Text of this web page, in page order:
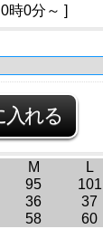
時0分 ～ ]
M L
95 101
36 37
58 60